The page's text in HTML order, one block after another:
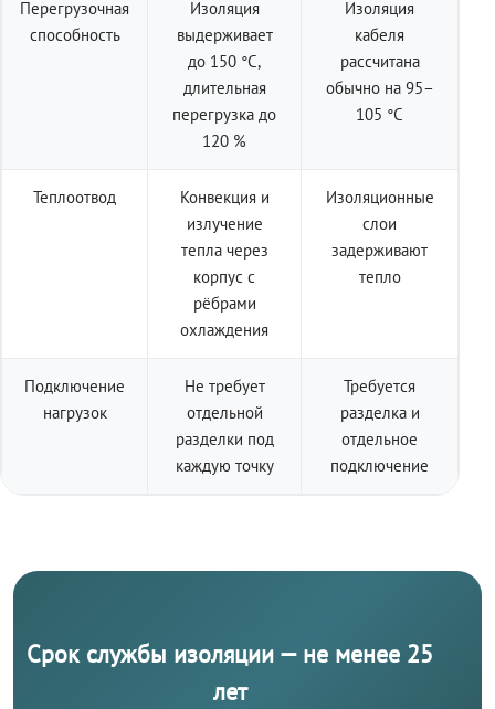
Перегрузочная
способность
Изоляция
выдерживает
до 150 °C,
длительная
перегрузка до
120 %
Изоляция
кабеля
рассчитана
обычно на 95–
105 °C
Теплоотвод
Конвекция и
излучение
тепла через
корпус с
рёбрами
охлаждения
Изоляционные
слои
задерживают
тепло
Подключение
нагрузок
Не требует
отдельной
разделки под
каждую точку
Требуется
разделка и
отдельное
подключение
Срок службы изоляции — не менее 25
лет